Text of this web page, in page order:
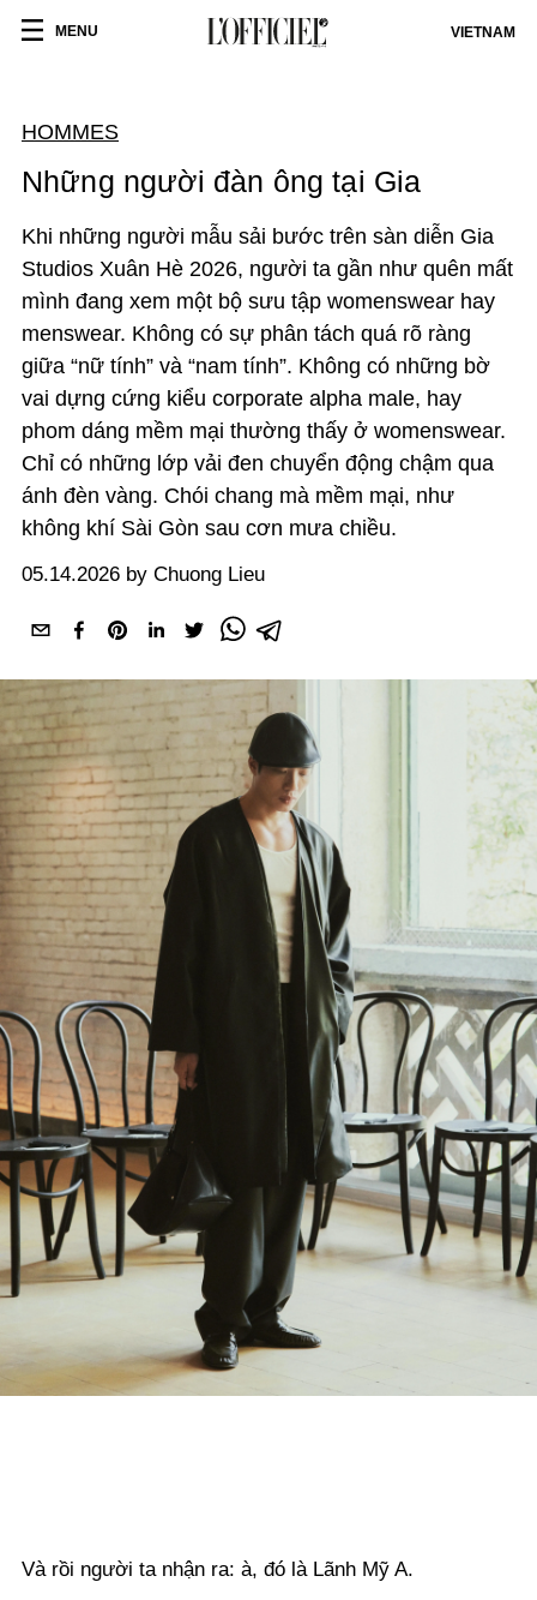
MENU VIETNAM
HOMMES
Những người đàn ông tại Gia
Khi những người mẫu sải bước trên sàn diễn Gia
Studios Xuân Hè 2026, người ta gần như quên mất
mình đang xem một bộ sưu tập womenswear hay
menswear. Không có sự phân tách quá rõ ràng
giữa “nữ tính” và “nam tính”. Không có những bờ
vai dựng cứng kiểu corporate alpha male, hay
phom dáng mềm mại thường thấy ở womenswear.
Chỉ có những lớp vải đen chuyển động chậm qua
ánh đèn vàng. Chói chang mà mềm mại, như
không khí Sài Gòn sau cơn mưa chiều.
05.14.2026 by Chuong Lieu
Và rồi người ta nhận ra: à, đó là Lãnh Mỹ A.